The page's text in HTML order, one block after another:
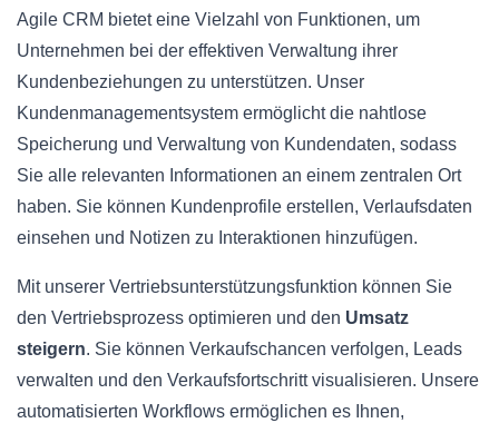
Agile CRM bietet eine Vielzahl von Funktionen, um
Unternehmen bei der effektiven Verwaltung ihrer
Kundenbeziehungen zu unterstützen. Unser
Kundenmanagementsystem ermöglicht die nahtlose
Speicherung und Verwaltung von Kundendaten, sodass
Sie alle relevanten Informationen an einem zentralen Ort
haben. Sie können Kundenprofile erstellen, Verlaufsdaten
einsehen und Notizen zu Interaktionen hinzufügen.
Mit unserer Vertriebsunterstützungsfunktion können Sie
den Vertriebsprozess optimieren und den Umsatz
steigern. Sie können Verkaufschancen verfolgen, Leads
verwalten und den Verkaufsfortschritt visualisieren. Unsere
automatisierten Workflows ermöglichen es Ihnen,